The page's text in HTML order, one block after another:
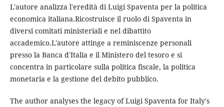
L'autore analizza l'eredità di Luigi Spaventa per la politica
economica italiana.Ricostruisce il ruolo di Spaventa in
diversi comitati ministeriali e nel dibattito
accademico.L'autore attinge a reminiscenze personali
presso la Banca d'Italia e il Ministero del tesoro e si
concentra in particolare sulla politica fiscale, la politica
monetaria e la gestione del debito pubblico.
The author analyses the legacy of Luigi Spaventa for Italy's